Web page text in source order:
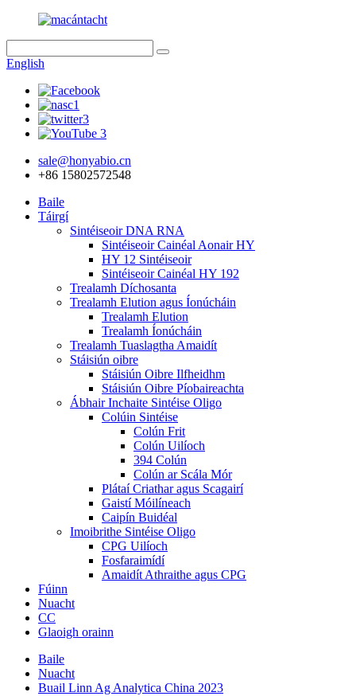
English
sale@honyabio.cn
+86 15802572548
Baile
Táirgí
Sintéiseoir DNA RNA
Sintéiseoir Cainéal Aonair HY
HY 12 Sintéiseoir
Sintéiseoir Cainéal HY 192
Trealamh Díchosanta
Trealamh Elution agus Íonúcháin
Trealamh Elution
Trealamh Íonúcháin
Trealamh Tuaslagtha Amaidít
Stáisiún oibre
Stáisiún Oibre Ilfheidhm
Stáisiún Oibre Píobaireachta
Ábhair Inchaite Sintéise Oligo
Colúin Sintéise
Colún Frit
Colún Uilíoch
394 Colún
Colún ar Scála Mór
Plátaí Criathar agus Scagairí
Gaistí Móilíneach
Caipín Buidéal
Imoibrithe Sintéise Oligo
CPG Uilíoch
Fosfaraimídí
Amaidít Athraithe agus CPG
Fúinn
Nuacht
CC
Glaoigh orainn
Baile
Nuacht
Buail Linn Ag Analytica China 2023